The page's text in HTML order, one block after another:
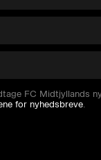
FC Midtjyllands
for nyhedsbreve.